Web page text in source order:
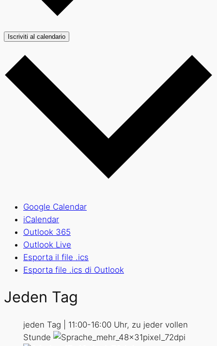
Iscriviti al calendario
Google Calendar
iCalendar
Outlook 365
Outlook Live
Esporta il file .ics
Esporta file .ics di Outlook
Jeden Tag
jeden Tag | 11:00-16:00 Uhr, zu jeder vollen
Stunde